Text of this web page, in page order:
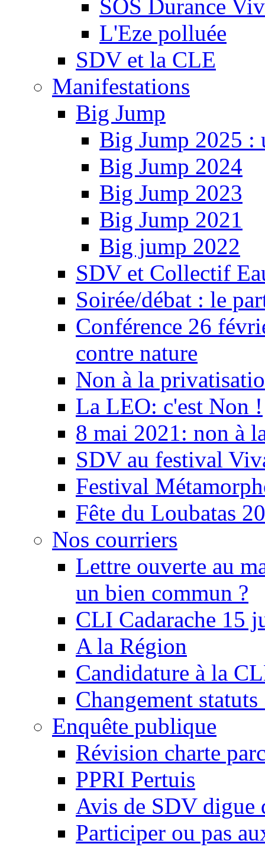
SOS Durance
L'Eze polluée
SDV et la CLE
Manifestations
Big Jump
Big Jump 2025 :
Big Jump 2024
Big Jump 2023
Big Jump 2021
Big jump 2022
SDV et Collectif
Soirée/débat : le
Conférence 26
contre nature
Non à la
La LEO: c'est Non !
8 mai 2021: non à
SDV au festival
Festival
Fête du Loubatas
Nos courriers
Lettre ouverte au
un bien commun ?
CLI Cadarache 15
A la Région
Candidature à la
Changement
Enquête publique
Révision charte
PPRI Pertuis
Avis de SDV digue
Participer ou pas